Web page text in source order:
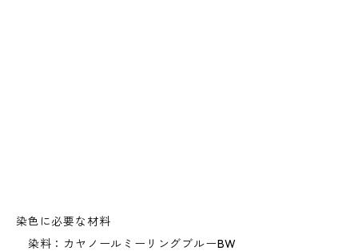
染色に必要な材料
染料：カヤノールミーリングブルーBW